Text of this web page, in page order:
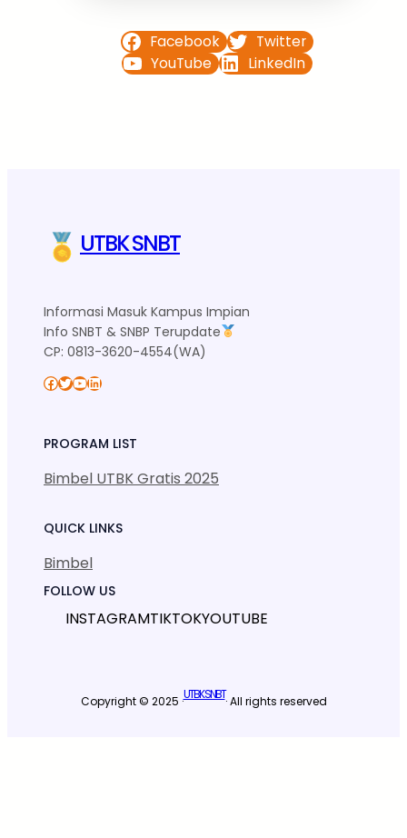
Facebook
Twitter
YouTube
LinkedIn
UTBK SNBT
Informasi Masuk Kampus Impian
Info SNBT & SNBP Terupdate
CP: 0813-3620-4554(WA)
Facebook Twitter YouTube LinkedIn
PROGRAM LIST
Bimbel UTBK Gratis 2025
QUICK LINKS
Bimbel
FOLLOW US
INSTAGRAMTIKTOKYOUTUBE
Copyright © 2025 ·UTBK SNBT· All rights reserved